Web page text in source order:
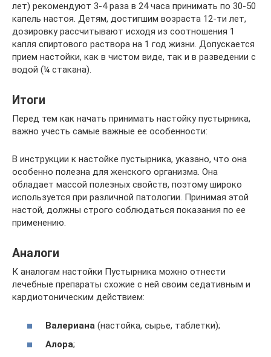
лет) рекомендуют 3-4 раза в 24 часа принимать по 30-50
капель настоя. Детям, достигшим возраста 12-ти лет,
дозировку рассчитывают исходя из соотношения 1
капля спиртового раствора на 1 год жизни. Допускается
прием настойки, как в чистом виде, так и в разведении с
водой (¼ стакана).
Итоги
Перед тем как начать принимать настойку пустырника,
важно учесть самые важные ее особенности:
В инструкции к настойке пустырника, указано, что она
особенно полезна для женского организма. Она
обладает массой полезных свойств, поэтому широко
используется при различной патологии. Принимая этой
настой, должны строго соблюдаться показания по ее
применению.
Аналоги
К аналогам настойки Пустырника можно отнести
лечебные препараты схожие с ней своим седативным и
кардиотоническим действием:
Валериана (настойка, сырье, таблетки);
Алора;